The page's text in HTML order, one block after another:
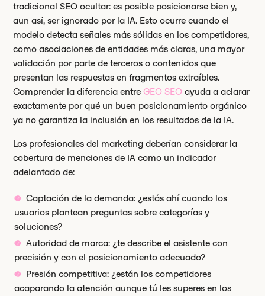
tradicional SEO ocultar: es posible posicionarse bien y,
aun así, ser ignorado por la IA. Esto ocurre cuando el
modelo detecta señales más sólidas en los competidores,
como asociaciones de entidades más claras, una mayor
validación por parte de terceros o contenidos que
presentan las respuestas en fragmentos extraíbles.
Comprender la diferencia entreGEO SEO ayuda a aclarar
exactamente por qué un buen posicionamiento orgánico
ya no garantiza la inclusión en los resultados de la IA.
Los profesionales del marketing deberían considerar la
cobertura de menciones de IA como un indicador
adelantado de:
Captación de la demanda: ¿estás ahí cuando los
usuarios plantean preguntas sobre categorías y
soluciones?
Autoridad de marca: ¿te describe el asistente con
precisión y con el posicionamiento adecuado?
Presión competitiva: ¿están los competidores
acaparando la atención aunque tú les superes en los